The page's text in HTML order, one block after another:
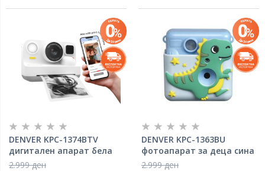
DENVER KPC-1374BTV
дигитален апарат бела
боја
2.999 ден
DENVER KPC-1363BU
фотоапарат за деца сина
боја
2.999 ден